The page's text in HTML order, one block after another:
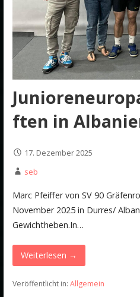
ften in
17. Dezember 2025
seb
Marc Pfeiffer von SV 90
November 2025 in Durres/
Gewichtheben.In…
Weiterlesen →
Veröffentlicht in: Allgemein